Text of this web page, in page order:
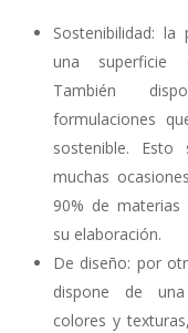
Sostenibilidad: la
una superficie
También
formulaciones
sostenible.
muchas
90% de materias
su elaboración.
De diseño: por
dispone de
colores y